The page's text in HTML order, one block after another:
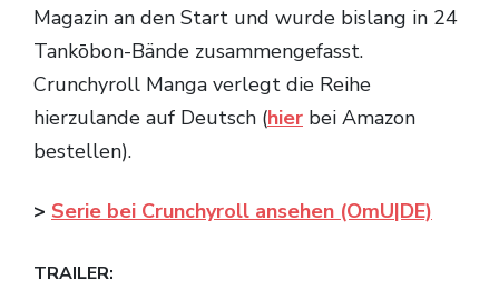
Magazin an den Start und wurde bislang in 24
Tankōbon-Bände zusammengefasst.
Crunchyroll Manga verlegt die Reihe
hierzulande auf Deutsch (hier bei Amazon
bestellen).
Serie bei Crunchyroll ansehen (OmU|DE)
TRAILER: